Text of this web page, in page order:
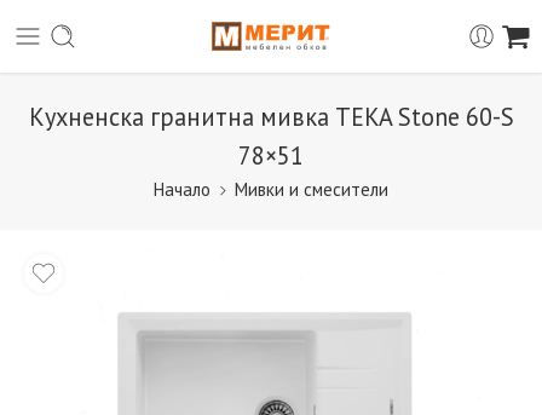
Кухненска гранитна мивка TEKA Stone 60-S
78×51
Начало Мивки и смесители